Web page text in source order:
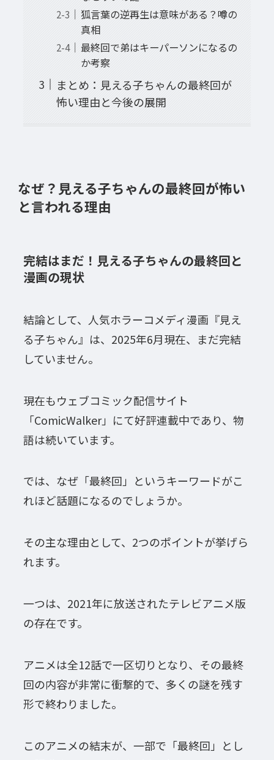
狐言葉の逆再生は意味がある？噂の
真相
最終回で弟はキーパーソンになるの
か考察
まとめ：見える子ちゃんの最終回が
怖い理由と今後の展開
なぜ？見える子ちゃんの最終回が怖い
と言われる理由
完結はまだ！見える子ちゃんの最終回と
漫画の現状
結論として、人気ホラーコメディ漫画『見え
る子ちゃん』は、2025年6月現在、まだ完結
していません。
現在もウェブコミック配信サイト
「ComicWalker」にて好評連載中であり、物
語は続いています。
では、なぜ「最終回」というキーワードがこ
れほど話題になるのでしょうか。
その主な理由として、2つのポイントが挙げら
れます。
一つは、2021年に放送されたテレビアニメ版
の存在です。
アニメは全12話で一区切りとなり、その最終
回の内容が非常に衝撃的で、多くの謎を残す
形で終わりました。
このアニメの結末が、一部で「最終回」とし